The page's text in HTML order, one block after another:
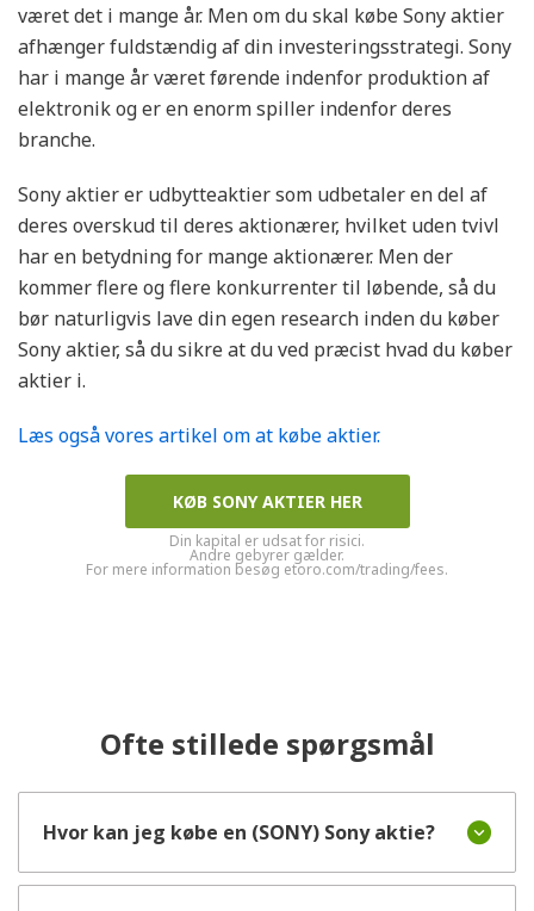
været det i mange år. Men om du skal købe Sony aktier
afhænger fuldstændig af din investeringsstrategi. Sony
har i mange år været førende indenfor produktion af
elektronik og er en enorm spiller indenfor deres
branche.
Sony aktier er udbytteaktier som udbetaler en del af
deres overskud til deres aktionærer, hvilket uden tvivl
har en betydning for mange aktionærer. Men der
kommer flere og flere konkurrenter til løbende, så du
bør naturligvis lave din egen research inden du køber
Sony aktier, så du sikre at du ved præcist hvad du køber
aktier i.
Læs også vores artikel om at købe aktier.
KØB SONY AKTIER HER
Din kapital er udsat for risici.
Andre gebyrer gælder.
For mere information besøg etoro.com/trading/fees.
Ofte stillede spørgsmål
Hvor kan jeg købe en (SONY) Sony aktie?